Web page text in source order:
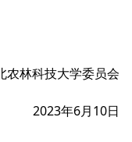
农林科技大学委员会
2023年6月10日